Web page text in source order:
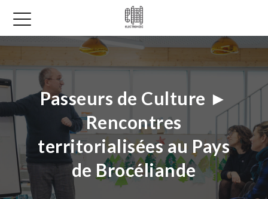
Passeurs de Culture ►
Rencontres
territorialisées au Pays
de Brocéliande